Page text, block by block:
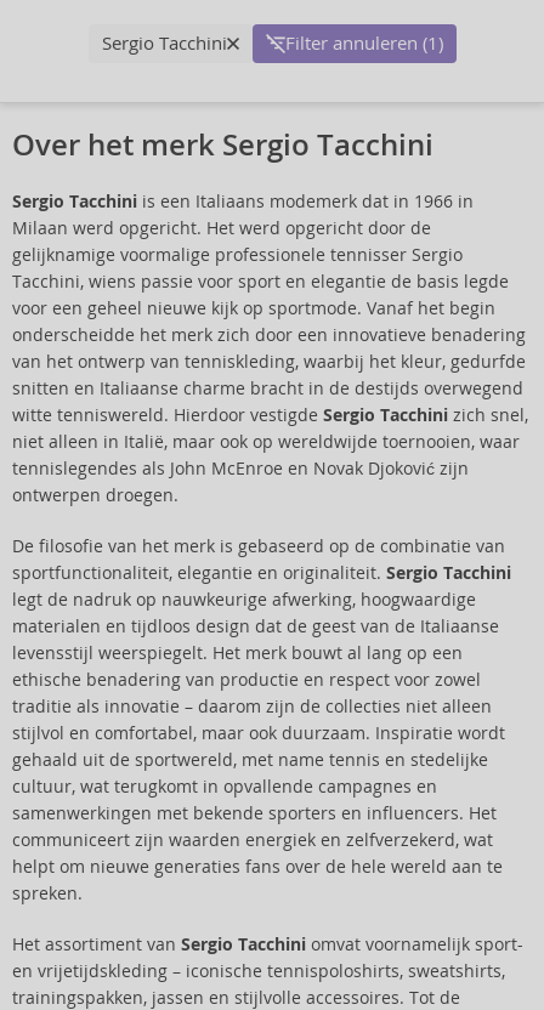
Sergio Tacchini Filter annuleren (1)
Over het merk Sergio Tacchini
Sergio Tacchini is een Italiaans modemerk dat in 1966 in
Milaan werd opgericht. Het werd opgericht door de
gelijknamige voormalige professionele tennisser Sergio
Tacchini, wiens passie voor sport en elegantie de basis legde
voor een geheel nieuwe kijk op sportmode. Vanaf het begin
onderscheidde het merk zich door een innovatieve benadering
van het ontwerp van tenniskleding, waarbij het kleur, gedurfde
snitten en Italiaanse charme bracht in de destijds overwegend
witte tenniswereld. Hierdoor vestigde Sergio Tacchini zich snel,
niet alleen in Italië, maar ook op wereldwijde toernooien, waar
tennislegendes als John McEnroe en Novak Djoković zijn
ontwerpen droegen.
De filosofie van het merk is gebaseerd op de combinatie van
sportfunctionaliteit, elegantie en originaliteit. Sergio Tacchini
legt de nadruk op nauwkeurige afwerking, hoogwaardige
materialen en tijdloos design dat de geest van de Italiaanse
levensstijl weerspiegelt. Het merk bouwt al lang op een
ethische benadering van productie en respect voor zowel
traditie als innovatie – daarom zijn de collecties niet alleen
stijlvol en comfortabel, maar ook duurzaam. Inspiratie wordt
gehaald uit de sportwereld, met name tennis en stedelijke
cultuur, wat terugkomt in opvallende campagnes en
samenwerkingen met bekende sporters en influencers. Het
communiceert zijn waarden energiek en zelfverzekerd, wat
helpt om nieuwe generaties fans over de hele wereld aan te
spreken.
Het assortiment van Sergio Tacchini omvat voornamelijk sport-
en vrijetijdskleding – iconische tennispoloshirts, sweatshirts,
trainingspakken, jassen en stijlvolle accessoires. Tot de